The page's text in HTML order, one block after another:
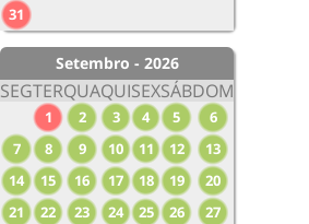
31
Setembro - 2026
SEGTERQUAQUISEXSÁBDOM
1 2 3 4 5
6
7
8 9 10 11 12
13
14
15 16 17 18 19
20
21
22 23 24 25 26
27